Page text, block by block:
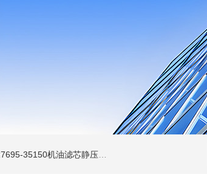
35150机油滤芯静压机滤芯 0250DN010BN4HC